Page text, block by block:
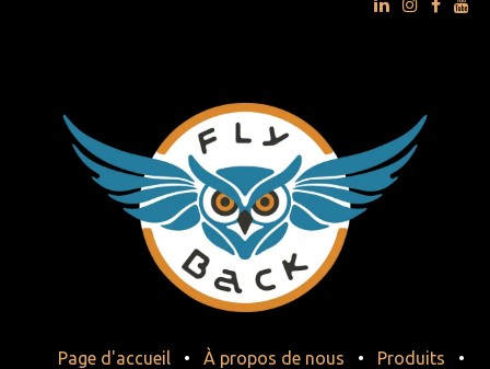
Page d'accueil • À propos de nous • Produits •